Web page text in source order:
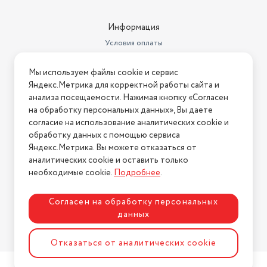
Информация
Условия оплаты
Условия возврата
Нашли ошибку на сайте? Напишите нам
2026 © Интернет-магазин "АстМаркет". У нас есть всё!
Политика конфиденциальности
Разработка сайтаASTDESIGN
Мы используем файлы cookie и сервис
Яндекс.Метрика для корректной работы сайта и
анализа посещаемости. Нажимая кнопку «Согласен
на обработку персональных данных», Вы даете
согласие на использование аналитических cookie и
обработку данных с помощью сервиса
Яндекс.Метрика. Вы можете отказаться от
аналитических cookie и оставить только
необходимые cookie.Подробнее.
Согласен на обработку персональных
данных
Отказаться от аналитических cookie